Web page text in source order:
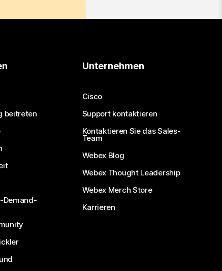
beitreten
Demand-
Unternehmen
Cisco
Support kontaktieren
Kontaktieren Sie das Sales-
Team
Webex Blog
Webex Thought Leadership
Webex Merch Store
Karrieren